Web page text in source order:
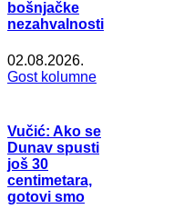
bošnjačke
nezahvalnosti
02.08.2026.
Gost kolumne
Vučić: Ako se
Dunav spusti
još 30
centimetara,
gotovi smo